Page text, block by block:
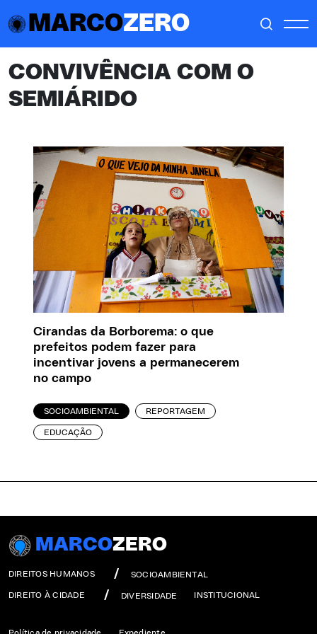
MARCOZERO
CONVIVÊNCIA COM O
SEMIÁRIDO
Cirandas da Borborema: o que
prefeitos podem fazer para
incentivar jovens a permanecerem
no campo
SOCIOAMBIENTAL REPORTAGEM
EDUCAÇÃO
MARCOZERO
DIREITOS HUMANOS SOCIOAMBIENTAL
DIREITO À CIDADE DIVERSIDADE INSTITUCIONAL